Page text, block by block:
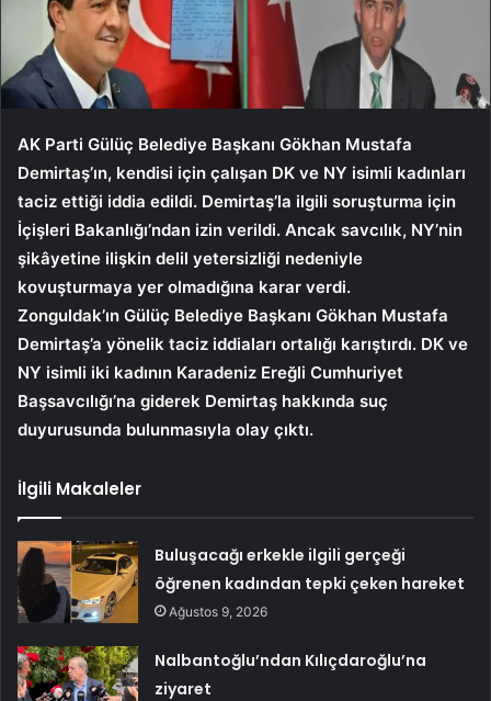
AK Parti Gülüç Belediye Başkanı Gökhan Mustafa
Demirtaş’ın, kendisi için çalışan DK ve NY isimli kadınları
taciz ettiği iddia edildi. Demirtaş’la ilgili soruşturma için
İçişleri Bakanlığı’ndan izin verildi. Ancak savcılık, NY’nin
şikâyetine ilişkin delil yetersizliği nedeniyle
kovuşturmaya yer olmadığına karar verdi.
Zonguldak’ın Gülüç Belediye Başkanı Gökhan Mustafa
Demirtaş’a yönelik taciz iddiaları ortalığı karıştırdı. DK ve
NY isimli iki kadının Karadeniz Ereğli Cumhuriyet
Başsavcılığı’na giderek Demirtaş hakkında suç
duyurusunda bulunmasıyla olay çıktı.
İlgili Makaleler
Buluşacağı erkekle ilgili gerçeği
öğrenen kadından tepki çeken hareket
Ağustos 9, 2026
Nalbantoğlu’ndan Kılıçdaroğlu’na
ziyaret